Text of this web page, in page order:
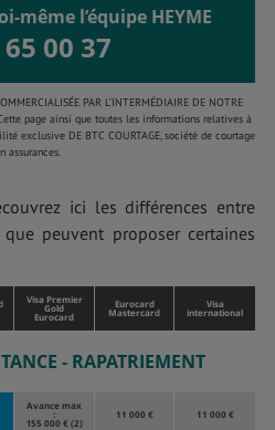
même l’équipe HEYME
00 37
PAR L’INTERMÉDIAIRE DE NOTRE
Cette page ainsi que toutes les informations relatives à
exclusive DE BTC COURTAGE, société de courtage
assurances.
ici les différences entre
peuvent proposer certaines
Visa Premier
Gold
Eurocard
Eurocard
Mastercard
Visa
international
- RAPATRIEMENT
Avance max
:
155 000 € (2)
11 000 € 11 000 €